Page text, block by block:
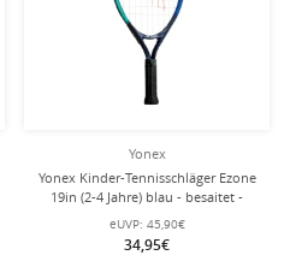
Yonex
Yonex Kinder-Tennisschläger Ezone
19in (2-4 Jahre) blau - besaitet -
eUVP: 45,90€
34,95€